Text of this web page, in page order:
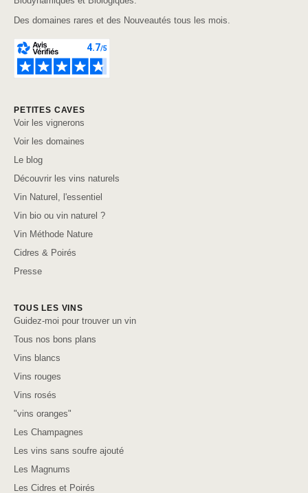
Des domaines rares et des Nouveautés tous les mois.
PETITES CAVES
Voir les vignerons
Voir les domaines
Le blog
Découvrir les vins naturels
Vin Naturel, l'essentiel
Vin bio ou vin naturel ?
Vin Méthode Nature
Cidres & Poirés
Presse
TOUS LES VINS
Guidez-moi pour trouver un vin
Tous nos bons plans
Vins blancs
Vins rouges
Vins rosés
"vins oranges"
Les Champagnes
Les vins sans soufre ajouté
Les Magnums
Les Cidres et Poirés